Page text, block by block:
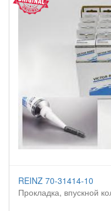
REINZ 70-31414-10
Прокладка, впускной